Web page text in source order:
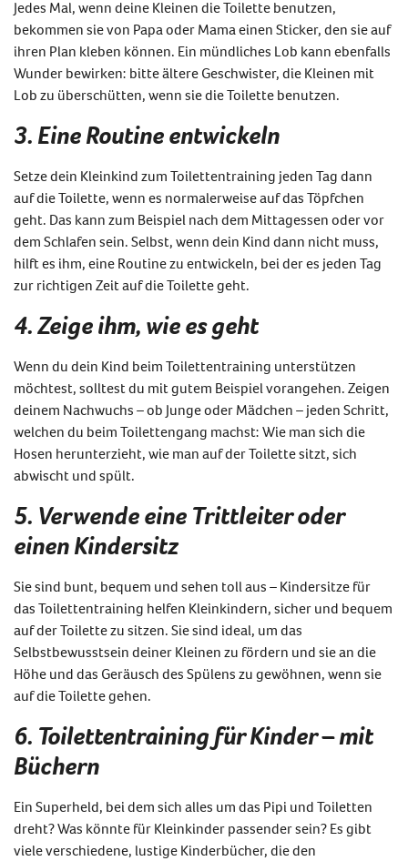
Jedes Mal, wenn deine Kleinen die Toilette benutzen,
bekommen sie von Papa oder Mama einen Sticker, den sie auf
ihren Plan kleben können. Ein mündliches Lob kann ebenfalls
Wunder bewirken: bitte ältere Geschwister, die Kleinen mit
Lob zu überschütten, wenn sie die Toilette benutzen.
3. Eine Routine entwickeln
Setze dein Kleinkind zum Toilettentraining jeden Tag dann
auf die Toilette, wenn es normalerweise auf das Töpfchen
geht. Das kann zum Beispiel nach dem Mittagessen oder vor
dem Schlafen sein. Selbst, wenn dein Kind dann nicht muss,
hilft es ihm, eine Routine zu entwickeln, bei der es jeden Tag
zur richtigen Zeit auf die Toilette geht.
4. Zeige ihm, wie es geht
Wenn du dein Kind beim Toilettentraining unterstützen
möchtest, solltest du mit gutem Beispiel vorangehen. Zeigen
deinem Nachwuchs – ob Junge oder Mädchen – jeden Schritt,
welchen du beim Toilettengang machst: Wie man sich die
Hosen herunterzieht, wie man auf der Toilette sitzt, sich
abwischt und spült.
5. Verwende eine Trittleiter oder
einen Kindersitz
Sie sind bunt, bequem und sehen toll aus – Kindersitze für
das Toilettentraining helfen Kleinkindern, sicher und bequem
auf der Toilette zu sitzen. Sie sind ideal, um das
Selbstbewusstsein deiner Kleinen zu fördern und sie an die
Höhe und das Geräusch des Spülens zu gewöhnen, wenn sie
auf die Toilette gehen.
6. Toilettentraining für Kinder – mit
Büchern
Ein Superheld, bei dem sich alles um das Pipi und Toiletten
dreht? Was könnte für Kleinkinder passender sein? Es gibt
viele verschiedene, lustige Kinderbücher, die den